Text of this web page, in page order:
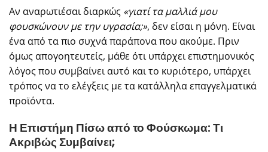
Αν αναρωτιέσαι διαρκώς «γιατί τα μαλλιά μου
φουσκώνουν με την υγρασία;», δεν είσαι η μόνη. Είναι
ένα από τα πιο συχνά παράπονα που ακούμε. Πριν
όμως απογοητευτείς, μάθε ότι υπάρχει επιστημονικός
λόγος που συμβαίνει αυτό και το κυριότερο, υπάρχει
τρόπος να το ελέγξεις με τα κατάλληλα επαγγελματικά
προϊόντα.
Η Επιστήμη Πίσω από το Φούσκωμα: Τι
Ακριβώς Συμβαίνει;